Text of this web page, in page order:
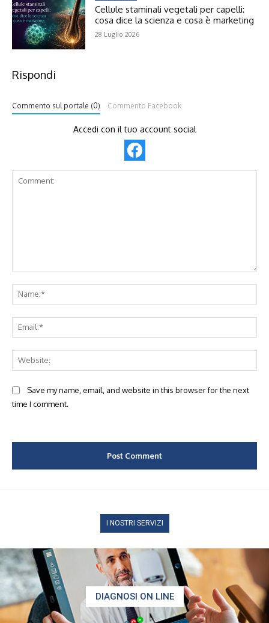
Cellule staminali vegetali per capelli:
cosa dice la scienza e cosa è marketing
28 Luglio 2026
Rispondi
Commento sul portale (0) Commento Facebook
Accedi con il tuo account social
Save my name, email, and website in this browser for the next
time I comment.
I NOSTRI SERVIZI
DIAGNOSI ON LINE